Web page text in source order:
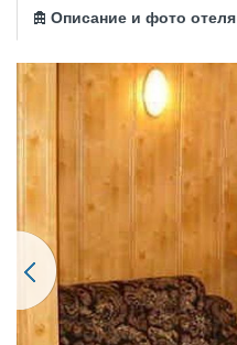
Описание и фото отеля